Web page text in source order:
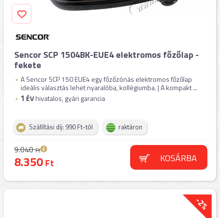
Sencor SCP 1504BK-EUE4 elektromos főzőlap -
fekete
A Sencor SCP 150 EUE4 egy főzőzónás elektromos főzőlap
ideális választás lehet nyaralóba, kollégiumba. | A kompakt ...
1 ÉVhivatalos, gyári garancia
Szállítási díj: 990 Ft-tól raktáron
9.040Ft
8.350Ft KOSÁRBA
-2%